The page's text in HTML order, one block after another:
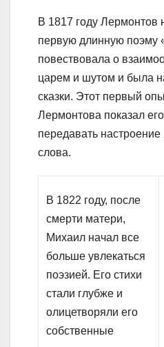
В 1817 году Лермонтов
первую длинную поэму
повествовала о
царем и шутом и была
сказки. Этот первый
Лермонтова показал
передавать
слова.
В 1822 году, после
смерти матери,
Михаил начал все
больше увлекаться
поэзией. Его стихи
стали глубже и
олицетворяли его
собственные